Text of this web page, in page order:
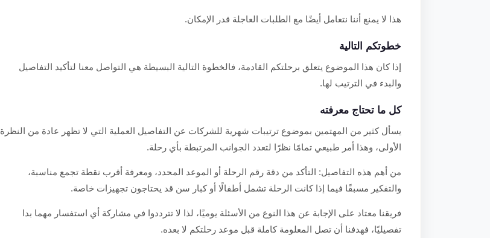
هذا لا يمنع أننا نتعامل أيضًا مع الطلبات العاجلة قدر الإمكان.
خطوتكم التالية
إذا كان هذا الموضوع يتعلق برحلتكم القادمة، فالخطوة التالية البسيطة هي التواصل معنا لتأكيد التفاصيل
والبدء في الترتيب لها.
كل ما تحتاج معرفته
يسأل كثير من المهتمين بموضوع ترتيبات شهرية للشركات عن التفاصيل العملية التي لا تظهر عادة من النظرة
الأولى، وهذا أمر طبيعي تمامًا نظرًا لتعدد الجوانب المرتبطة بأي رحلة.
من أهم هذه التفاصيل: التأكد من دقة رقم الرحلة أو الموعد المحدد، ومعرفة أقرب نقطة تجمع مناسبة،
والتفكير مسبقًا فيما إذا كانت الرحلة تشمل أطفالًا أو كبار سن قد يحتاجون تجهيزات خاصة.
فريقنا معتاد على الإجابة عن هذا النوع من الأسئلة يوميًا، لذا لا تترددوا في مشاركة أي استفسار مهما بدا
تفصيليًا، فهدفنا أن تصل المعلومة كاملة قبل موعد رحلتكم لا بعده.